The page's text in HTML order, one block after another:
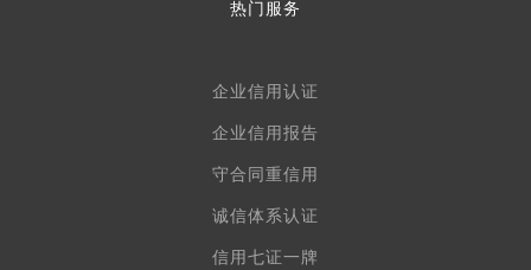
热门服务
企业信用认证
企业信用报告
守合同重信用
诚信体系认证
信用七证一牌